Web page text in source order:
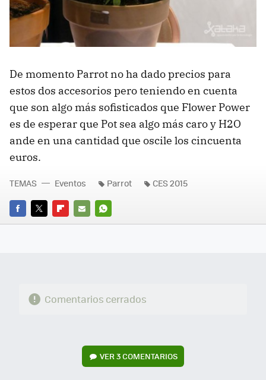
De momento Parrot no ha dado precios para
estos dos accesorios pero teniendo en cuenta
que son algo más sofisticados que Flower Power
es de esperar que Pot sea algo más caro y H2O
ande en una cantidad que oscile los cincuenta
euros.
FACEBOOK
TWITTERFLIPBOARD
E-
WHATSAPP
TEMAS Eventos Parrot CES 2015
Comentarios cerrados
VER3 COMENTARIOS